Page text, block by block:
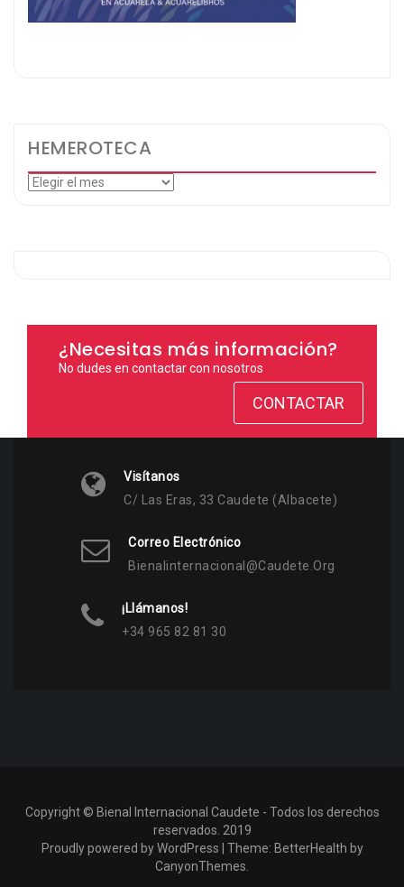
HEMEROTECA
Hemeroteca
¿Necesitas más información?
No dudes en contactar con nosotros
CONTACTAR
Visítanos
C/ Las Eras, 33 Caudete (Albacete)
Correo Electrónico
Bienalinternacional@caudete.org
¡Llámanos!
+34 965 82 81 30
Copyright © Bienal Internacional Caudete - Todos los derechos
reservados. 2019
Proudly powered by WordPress
Theme: BetterHealth by
CanyonThemes